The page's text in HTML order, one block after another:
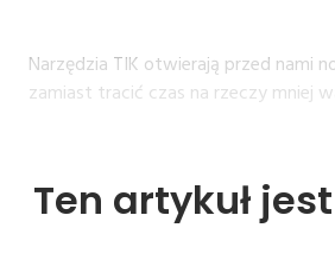
Narzędzia TIK otwierają przed nami
zamiast tracić czas na rzeczy mniej
Ten artykuł